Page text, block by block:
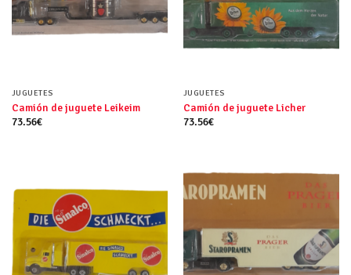
JUGUETES
Camión de juguete Leikeim
73.56€
JUGUETES
Camión de juguete Licher
73.56€